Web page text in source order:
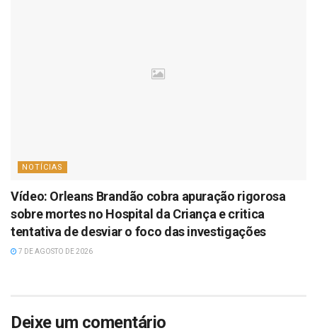
NOTÍCIAS
Vídeo: Orleans Brandão cobra apuração rigorosa
sobre mortes no Hospital da Criança e critica
tentativa de desviar o foco das investigações
7 DE AGOSTO DE 2026
Deixe um comentário